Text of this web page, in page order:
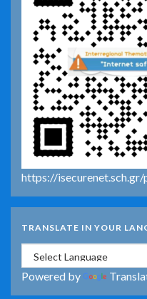
https://
TRANSLATE IN YOUR
Powered by